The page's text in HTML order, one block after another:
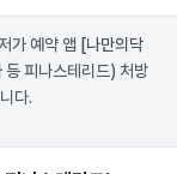
가 예약 앱 [나만의닥
등 피나스테리드) 처방
다.